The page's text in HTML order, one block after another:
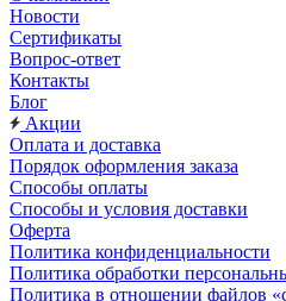
Новости
Сертификаты
Вопрос-ответ
Контакты
Блог
Акции
Оплата и доставка
Порядок оформления заказа
Способы оплаты
Способы и условия доставки
Оферта
Политика конфиденциальности
Политика обработки
Политика в отношении файлов